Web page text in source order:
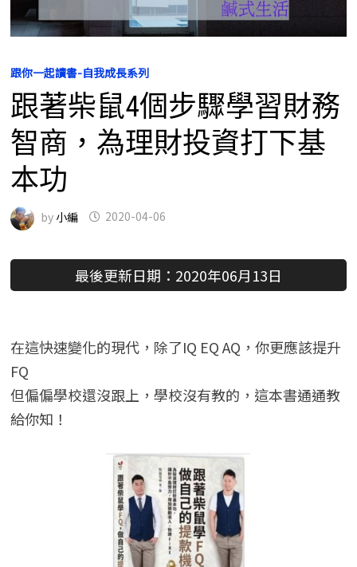
跟你一起讀書-自我成長系列
跟著柴鼠4個步驟學習財務
智商，為理財投資打下基
本功
by 小編 2020-04-06
最後更新日期：2020年06月13日
在這快速變化的現代，除了IQ EQ AQ，你更應該提升
FQ
但偏偏學校還沒跟上，學校沒有教的，這本書通通教
給你知！